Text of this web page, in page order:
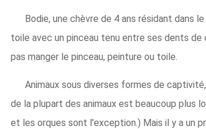
Bodie, une chèvre de 4 ans résidant dans
toile avec un pinceau tenu entre ses dents
pas manger le pinceau, peinture ou toile.
Animaux sous diverses formes de
de la plupart des animaux est beaucoup plus
et les orques sont l'exception.) Mais il y a un